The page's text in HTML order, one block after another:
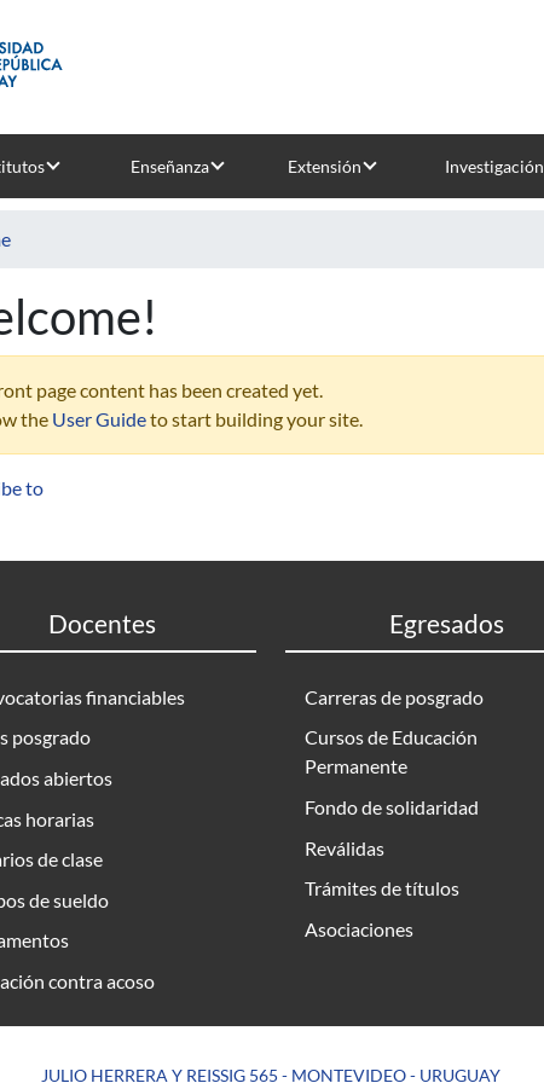
Enseñanza Extensión Investigación
page content has been created yet.
the User Guideto start building your site.
to
Docentes
financiables
posgrado
abiertos
horarias
de clase
de sueldo
contra acoso
Egresados
Carreras de posgrado
Cursos de Educación
Permanente
Fondo de solidaridad
Reválidas
Trámites de títulos
Asociaciones
JULIO HERRERA Y REISSIG 565 - MONTEVIDEO - URUGUAY